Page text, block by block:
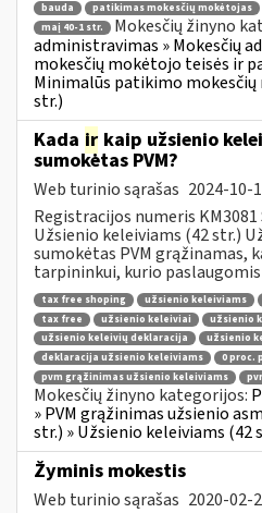
bauda patikimas mokesčių mokėtojas
maį 40-1 str.
Mokesčių žinyno
administravimas » Mokesčių
mokesčių mokėtojo teisės ir
Minimalūs patikimo
str.)
Kada ir kaip užsienio
sumokėtas PVM?
Web turinio sąrašas 2024-10-
Registracijos numeris
Užsienio keleiviams (42 str.)
sumokėtas PVM grąžinamas,
tarpininkui, kurio paslaugomis
tax free shoping užsienio keleiviams
tax free
užsienio keleiviai
užsienio
užsienio keleivių deklaracija
užsienio
deklaracija užsienio keleiviams
0 proc.
pvm grąžinimas užsienio keleiviams
Mokesčių žinyno kategorijos:
» PVM grąžinimas užsienio
str.) » Užsienio keleiviams (42
Žyminis mokestis
Web turinio sąrašas 2020-02-